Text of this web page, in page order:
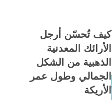
كيف تُحسّن أرجل
الأرائك المعدنية
الذهبية من الشكل
الجمالي وطول عمر
الأريكة